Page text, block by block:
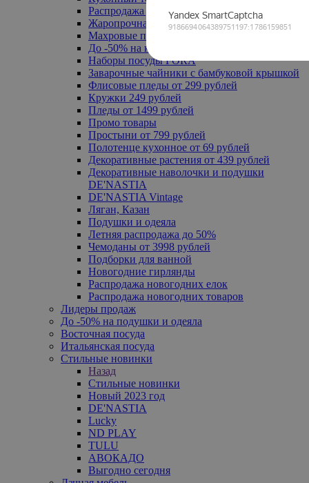
Распродажа до -50%
Жаропрочная посуда
Махровые полотенца
До -50% на ковры
Наборы посуды FORA
Заварочные чайники с бамбуковой крышкой
Флисовые пледы от 299 рублей
Кружки 249 рублей
Пледы от 1499 рублей
Промо товары
Простыни от 799 рублей
Полотенце кухонное от 69 рублей
Декоративные растения от 439 рублей
Декоративные наволочки и подушки
DE'NASTIA
DE'NASTIA Vintage
Ляган, Казан
Подушки и одеяла
Летняя распродажа до 50%
Чемоданы от 3998 рублей
Подборки для ванной
Новогодние гирлянды
Распродажа новогодних елок
Распродажа новогодних товаров
Лидеры продаж
До -50% на подушки и одеяла
Восточная посуда
Итальянская посуда
Стильные новинки
Назад
Стильные новинки
Новый 2023 год
DE'NASTIA
Lucky
ND PLAY
TULU
АВОКАДО
Выгодно сегодня